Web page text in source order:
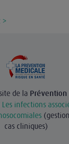
>
de la Prévention
Les infections
cas cliniques)